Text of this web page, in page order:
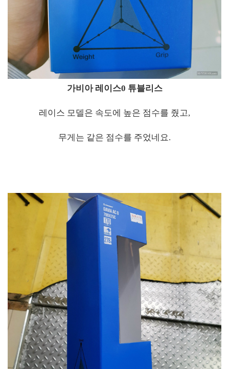
가비아 레이스0 튜블리스
레이스 모델은 속도에 높은 점수를 줬고,
무게는 같은 점수를 주었네요.